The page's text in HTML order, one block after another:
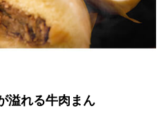
溢れる牛肉まん